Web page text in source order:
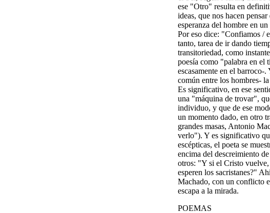
ese "Otro" resulta en
ideas, que nos hacen
esperanza del hombre en
Por eso dice: "Confiamos /
tanto, tarea de ir dando
transitoriedad, como
poesía como "palabra en el
escasamente en el barroco-
común entre los hombres-
Es significativo, en ese
una "máquina de trovar",
individuo, y que de ese
un momento dado, en otro
grandes masas, Antonio
verlo"). Y es significativo
escépticas, el poeta se
encima del descreimiento
otros: "Y si el Cristo vuelve,
esperen los sacristanes?"
Machado, con un conflicto
escapa a la mirada.
POEMAS